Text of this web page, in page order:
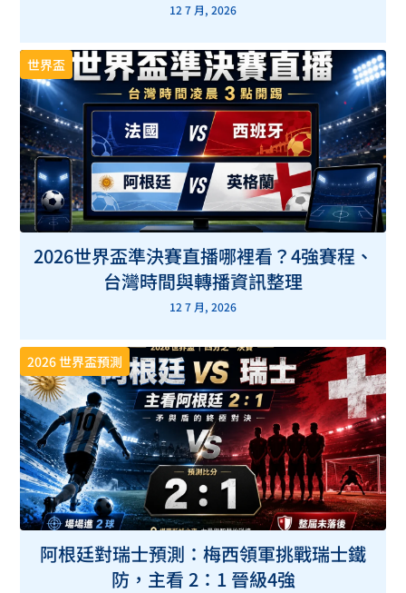
12 7 月, 2026
世界盃
2026世界盃準決賽直播哪裡看？4強賽程、
台灣時間與轉播資訊整理
12 7 月, 2026
2026 世界盃預測
阿根廷對瑞士預測：梅西領軍挑戰瑞士鐵
防，主看 2：1 晉級4強